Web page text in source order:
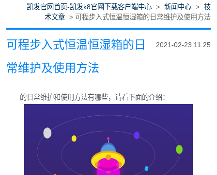
凯发官网首页-凯发k8官网下载客户端中心 > 新闻中心 > 技
术文章 > 可程步入式恒温恒湿箱的日常维护及使用方法
2021-02-23 11:25
可程步入式恒温恒湿箱的日
常维护及使用方法
的日常维护和使用方法有哪些，请看下面的介绍：